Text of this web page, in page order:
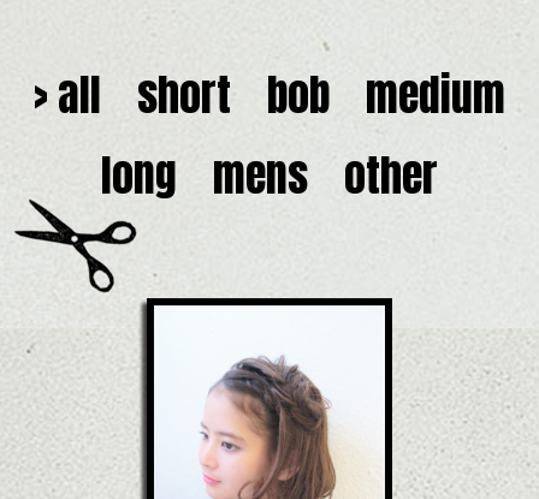
> all short bob medium
long mens other